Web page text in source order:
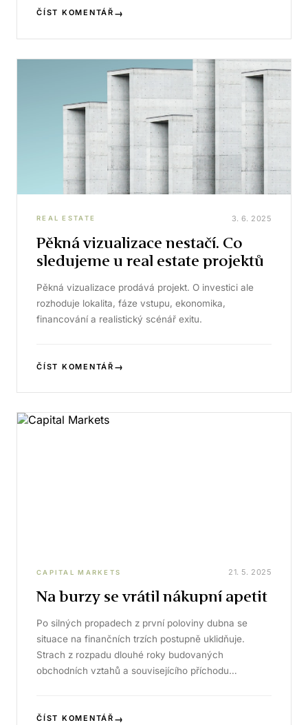
ČÍST KOMENTÁŘ →
REAL ESTATE 3. 6. 2025
Pěkná vizualizace nestačí. Co
sledujeme u real estate projektů
Pěkná vizualizace prodává projekt. O investici ale
rozhoduje lokalita, fáze vstupu, ekonomika,
financování a realistický scénář exitu.
ČÍST KOMENTÁŘ →
CAPITAL MARKETS 21. 5. 2025
Na burzy se vrátil nákupní apetit
Po silných propadech z první poloviny dubna se
situace na finančních trzích postupně uklidňuje.
Strach z rozpadu dlouhé roky budovaných
obchodních vztahů a souvisejícího příchodu…
ČÍST KOMENTÁŘ →